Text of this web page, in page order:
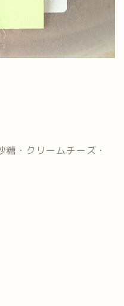
・クリームチーズ・